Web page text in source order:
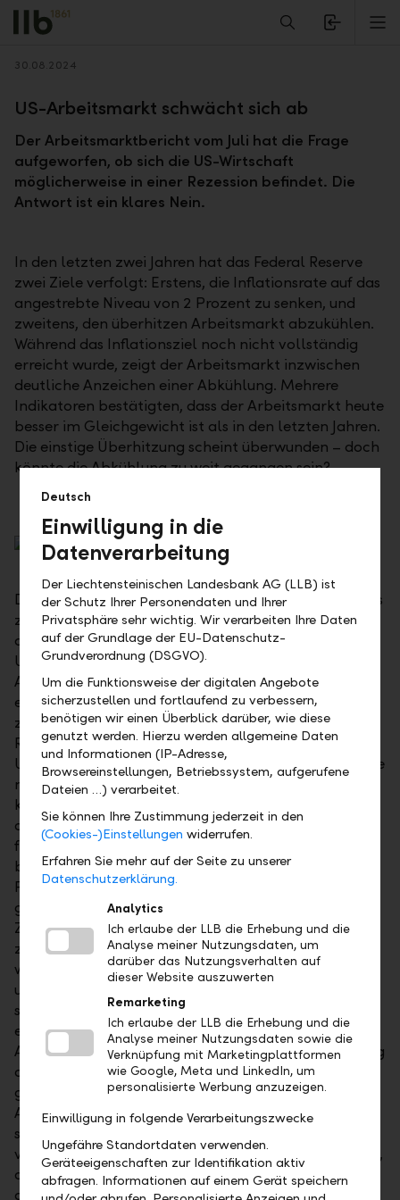
Alerts.Headline
Zurück
30.08.2024
US-Arbeitsmarkt schwächt sich ab
Der Arbeitsmarktbericht vom Juli hat die Frage
aufgeworfen, ob sich die US-Wirtschaft
möglicherweise in einer Rezession befindet. Die
Antwort ist ein klares Nein.
In den letzten zwei Jahren hat das Federal Reserve
zwei Ziele verfolgt: Erstens, die Inflationsrate auf das
angestrebte Niveau von 2 Prozent zu senken, und
zweitens, den überhitzen Arbeitsmarkt abzukühlen.
Während das Inflationsziel noch nicht vollständig
erreicht wurde, zeigt der Arbeitsmarkt inzwischen
deutliche Anzeichen einer Abkühlung. Mehrere
Indikatoren bestätigten, dass der Arbeitsmarkt heute
besser im Gleichgewicht ist als in den letzten Jahren.
Die einstige Überhitzung scheint überwunden – doch
könnte die Abkühlung zu weit gegangen sein?
Die Arbeitslosenrate stieg im Juli auf 4.3 Prozent, was
zu Nervosität führte, da die sogenannte Sahm-Regel
ausgelöst wurde. Diese Regel besagt, dass sich die
US-Wirtschaft in einer Rezession befindet, wenn der
Anstieg der Arbeitslosenrate bestimmte Kriterien
erfüllt. In der Vergangenheit hat sie sich als
zuverlässiger Indikator für Rezessionen erwiesen. Die
Regel beruht auf folgender Überlegung: Wenn
Unternehmen Personal abbauen, sinkt die Nachfrage
nach ihren Produkten, weil Arbeitslose weniger
konsumieren. Dies führt zu einem Teufelskreis, bei
dem der sinkende Konsum zu weiteren Entlassungen
führt und den Anstieg der Arbeitslosigkeit
beschleunigt. Allerdings hat nicht nur der
Personalabbau die Arbeitslosenrate in die Höhe
getrieben. Ein erheblicher Teil des Anstiegs ist auf die
Zunahme der erwerbstätigen Bevölkerung
zurückzuführen, wobei die Immigration eine
wesentliche Rolle spielt. Für die Sahm-Regel ist es
unerheblich, aus welchem Grund die Arbeitslosigkeit
steigt. Für das Wirtschaftswachstum ist es jedoch
entscheidend. Ein Rückgang der Nachfrage nach
Arbeitskräften ist weitaus gefährlicher als ein Anstieg
des Arbeitskräfteangebots. Ein Blick auf die neu
geschaffenen Arbeitsplätze ausserhalb des
Agrarsektors (im englischen "nonfarm payrolls")
scheint unserer These zu widersprechen. Die jüngst
veröffentliche Revision des Bureau of Labor Statistics,
die ein Minus von 818'000 geschaffenen Stellen
ausweist, könnte leicht fehlinterpretiert werden.
Deutsch
Einwilligung in die
Datenverarbeitung
Der Liechtensteinischen Landesbank AG (LLB) ist
der Schutz Ihrer Personendaten und Ihrer
Privatsphäre sehr wichtig. Wir verarbeiten Ihre Daten
auf der Grundlage der EU-Datenschutz-
Grundverordnung (DSGVO).
Um die Funktionsweise der digitalen Angebote
sicherzustellen und fortlaufend zu verbessern,
benötigen wir einen Überblick darüber, wie diese
genutzt werden. Hierzu werden allgemeine Daten
und Informationen (IP-Adresse,
Browsereinstellungen, Betriebssystem, aufgerufene
Dateien …) verarbeitet.
Sie können Ihre Zustimmung jederzeit in den
(Cookies-)Einstellungen widerrufen.
Erfahren Sie mehr auf der Seite zu unserer
Datenschutzerklärung.
Analytics
Ich erlaube der LLB die Erhebung und die
Analyse meiner Nutzungsdaten, um
darüber das Nutzungsverhalten auf
dieser Website auszuwerten
Remarketing
Ich erlaube der LLB die Erhebung und die
Analyse meiner Nutzungsdaten sowie die
Verknüpfung mit Marketingplattformen
wie Google, Meta und LinkedIn, um
personalisierte Werbung anzuzeigen.
Einwilligung in folgende Verarbeitungszwecke
Ungefähre Standortdaten verwenden.
Geräteeigenschaften zur Identifikation aktiv
abfragen. Informationen auf einem Gerät speichern